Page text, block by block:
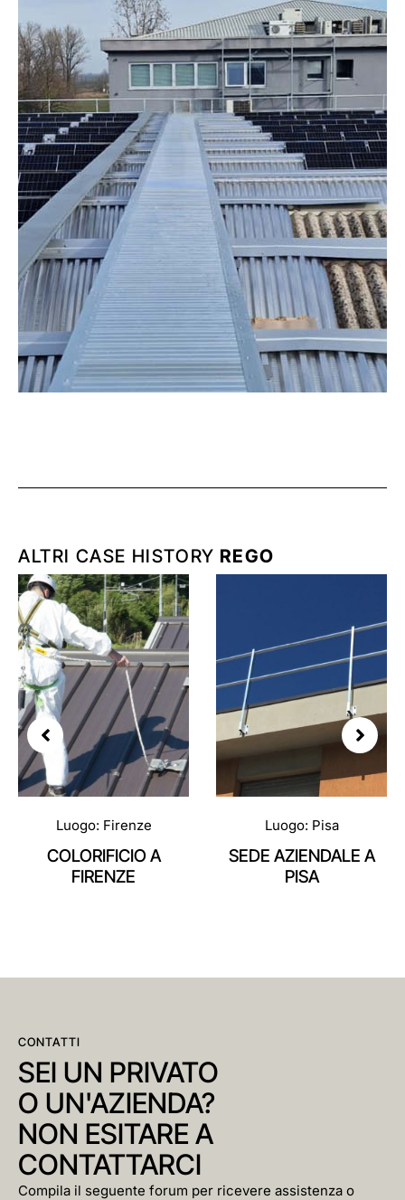
ALTRI CASE HISTORY REGO
Luogo: Pisa
SEDE AZIENDALE A
PISA
Luogo: Lucca
CARTIERA A LUCCA
CONTATTI
SEI UN PRIVATO
O UN'AZIENDA?
NON ESITARE A
CONTATTARCI
Compila il seguente forum per ricevere assistenza o